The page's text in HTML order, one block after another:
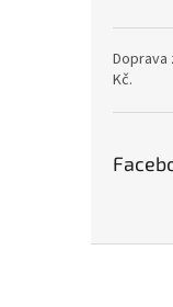
Doprava
Kč.